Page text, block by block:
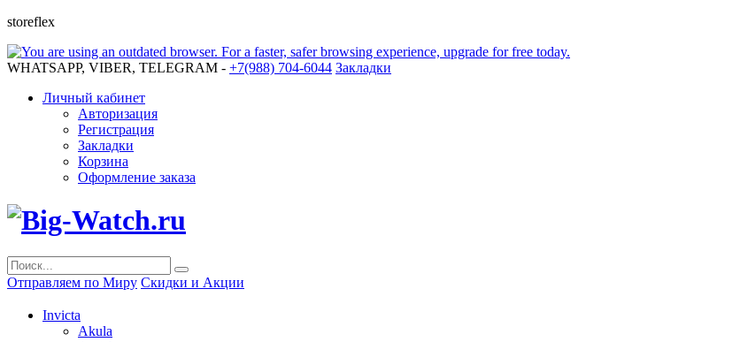
storeflex
WHATSAPP, VIBER, TELEGRAM - +7(988) 704-6044 Закладки
Личный кабинет
Авторизация
Регистрация
Закладки
Корзина
Оформление заказа
Отправляем по Миру Скидки и Акции
Invicta
Akula